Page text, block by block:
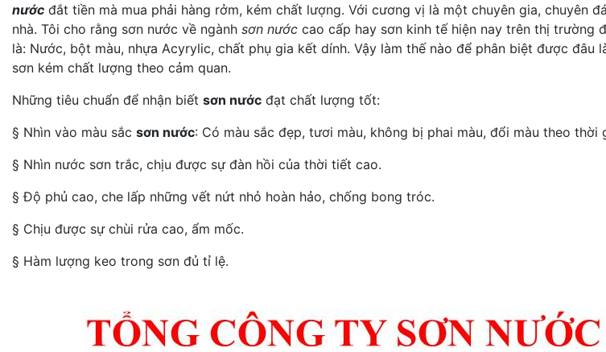
nước đắt tiền mà mua phải hàng rởm, kém chất lượng. Với cương vị là một chuyên gia, chuyên
nhà. Tôi cho rằng sơn nước về ngành sơn nước cao cấp hay sơn kinh tế hiện nay trên thị trường
là: Nước, bột màu, nhựa Acyrylic, chất phụ gia kết dính. Vậy làm thế nào để phân biệt được đâu
sơn kém chất lượng theo cảm quan.
Những tiêu chuẩn để nhận biết sơn nước đạt chất lượng tốt:
§ Nhìn vào màu sắc sơn nước: Có màu sắc đẹp, tươi màu, không bị phai màu, đổi màu theo thời
§ Nhìn nước sơn trắc, chịu được sự đàn hồi của thời tiết cao.
§ Độ phủ cao, che lấp những vết nứt nhỏ hoàn hảo, chống bong tróc.
§ Chịu được sự chùi rửa cao, ẩm mốc.
§ Hàm lượng keo trong sơn đủ tỉ lệ.